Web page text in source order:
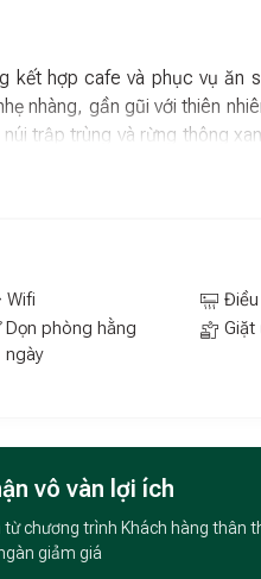
kết hợp cafe và phục vụ ăn
nhàng, gần gũi với thiên
trập trùng và rừng thông
nóng, vừa tận hưởng
trú, mà còn là nơi để du
Wifi
Dọn phòng hằng
ngày
Giặt
vô vàn lợi ích
từ chương trình Khách hàng thân
giảm giá